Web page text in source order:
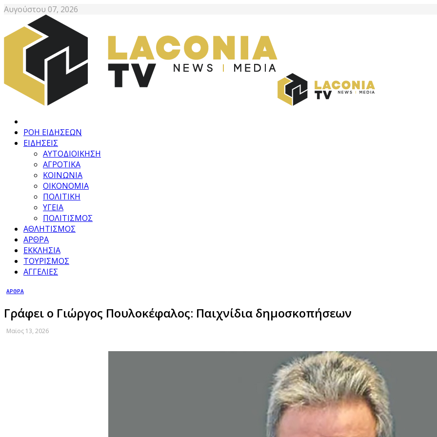
Αυγούστου 07, 2026
ΡΟΗ ΕΙΔΗΣΕΩΝ
ΕΙΔΗΣΕΙΣ
ΑΥΤΟΔΙΟΙΚΗΣΗ
ΑΓΡΟΤΙΚΑ
ΚΟΙΝΩΝΙΑ
ΟΙΚΟΝΟΜΙΑ
ΠΟΛΙΤΙΚΗ
ΥΓΕΙΑ
ΠΟΛΙΤΙΣΜΟΣ
ΑΘΛΗΤΙΣΜΟΣ
ΑΡΘΡΑ
ΕΚΚΛΗΣΙΑ
ΤΟΥΡΙΣΜΟΣ
ΑΓΓΕΛΙΕΣ
ΑΡΘΡΑ
Γράφει ο Γιώργος Πουλοκέφαλος: Παιχνίδια δημοσκοπήσεων
Μαϊος 13, 2026